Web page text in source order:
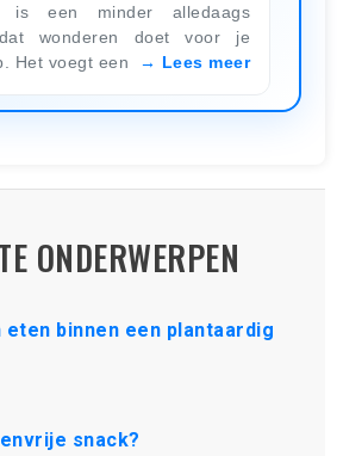
is een minder alledaags
wonderen doet voor je
Het voegt een
Lees meer
ONDERWERPEN
eten binnen een plantaardig
snack?